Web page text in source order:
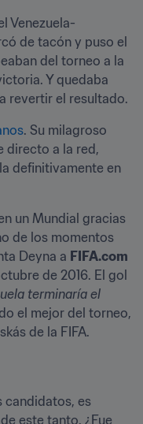
Venezuela-
de tacón y puso el
del torneo a la
Y quedaba
revertir el resultado.
. Su milagroso
directo a la red,
definitivamente en
un Mundial gracias
de los momentos
Deyna a
de 2016. El gol
terminaría el
el mejor del torneo,
de la FIFA.
candidatos, es
este tanto. ¿Fue